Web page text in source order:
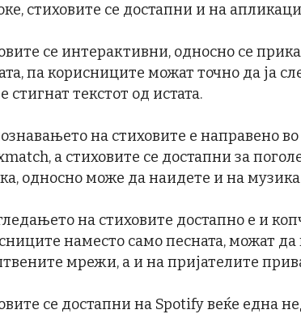
стиховите се достапни и на
се интерактивни, односно се
па корисниците можат точно да ја
стигнат текстот од истата.
на стиховите е направено во
а стиховите се достапни за
односно може да наидете и на музика
на стиховите достапно е и
наместо само песната, можат да
мрежи, а и на пријателите
се достапни на Spotify веќе една